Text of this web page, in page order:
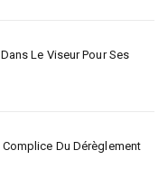
Le Viseur Pour Ses
Du Dérèglement